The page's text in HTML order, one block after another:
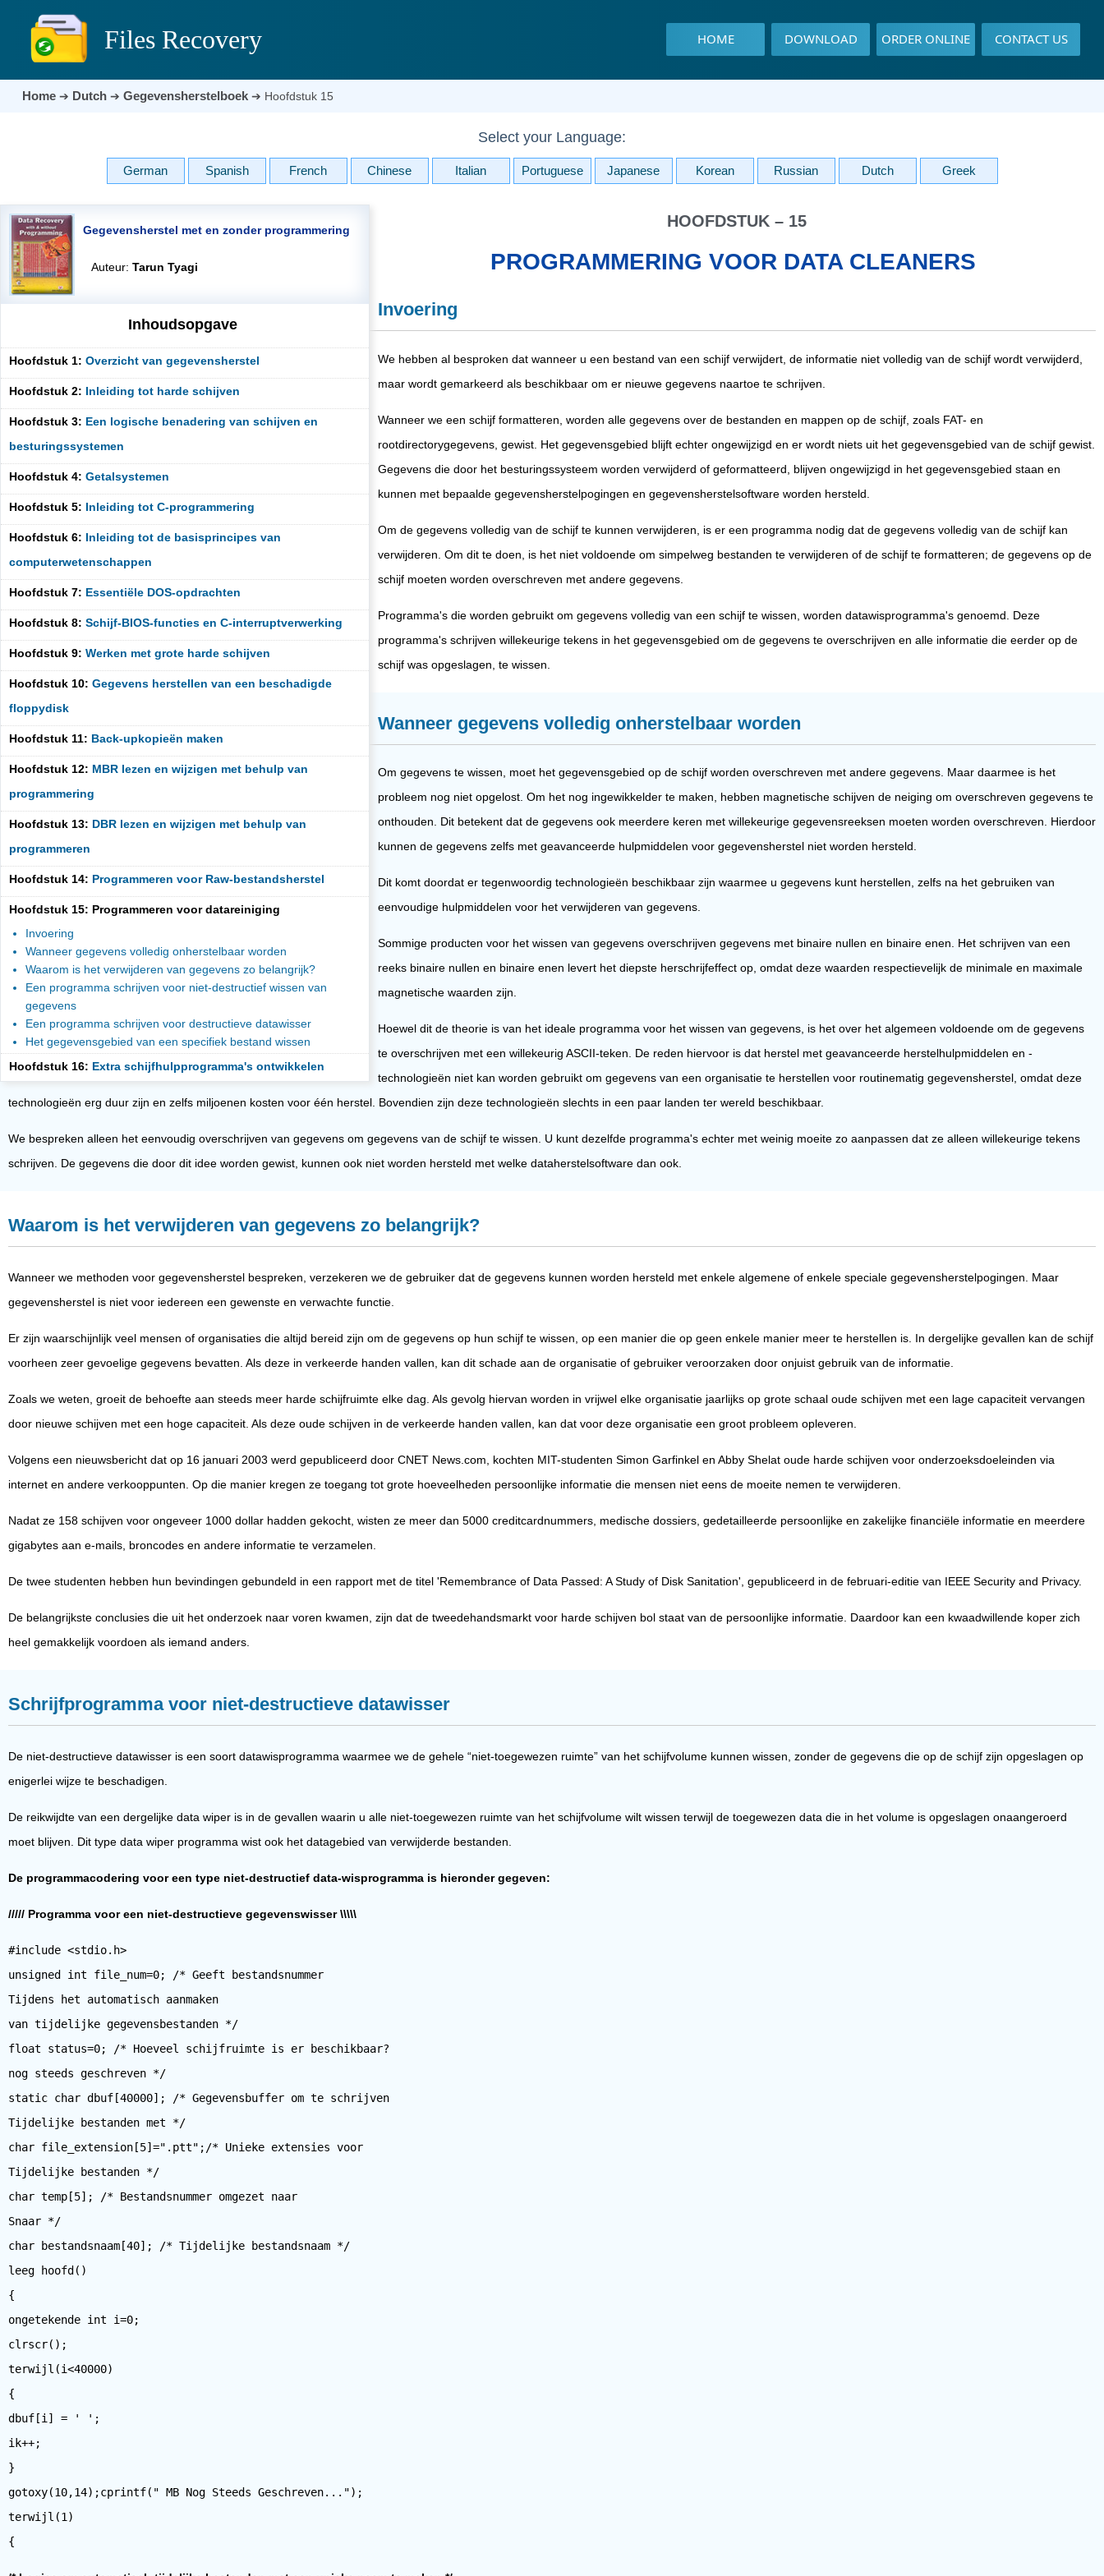
Files Recovery HOME DOWNLOAD ORDER ONLINE CONTACT US
Home➔ Dutch ➔ Gegevensherstelboek➔ Hoofdstuk 15
Select your Language:
German Spanish French Chinese Italian Portuguese Japanese Korean Russian Dutch Greek
Gegevensherstel met en zonder programmering
Auteur: Tarun Tyagi
Inhoudsopgave
Hoofdstuk 1: Overzicht van gegevensherstel
Hoofdstuk 2: Inleiding tot harde schijven
Hoofdstuk 3: Een logische benadering van schijven en
besturingssystemen
Hoofdstuk 4: Getalsystemen
Hoofdstuk 5: Inleiding tot C-programmering
Hoofdstuk 6: Inleiding tot de basisprincipes van
computerwetenschappen
Hoofdstuk 7: Essentiële DOS-opdrachten
Hoofdstuk 8: Schijf-BIOS-functies en C-interruptverwerking
Hoofdstuk 9: Werken met grote harde schijven
Hoofdstuk 10: Gegevens herstellen van een beschadigde
floppydisk
Hoofdstuk 11: Back-upkopieën maken
Hoofdstuk 12: MBR lezen en wijzigen met behulp van
programmering
Hoofdstuk 13: DBR lezen en wijzigen met behulp van
programmeren
Hoofdstuk 14: Programmeren voor Raw-bestandsherstel
Hoofdstuk 15: Programmeren voor datareiniging
Invoering
Wanneer gegevens volledig onherstelbaar worden
Waarom is het verwijderen van gegevens zo belangrijk?
Een programma schrijven voor niet-destructief wissen van
gegevens
Een programma schrijven voor destructieve datawisser
Het gegevensgebied van een specifiek bestand wissen
Hoofdstuk 16: Extra schijfhulpprogramma's ontwikkelen
HOOFDSTUK – 15
PROGRAMMERING VOOR DATA CLEANERS
Invoering
We hebben al besproken dat wanneer u een bestand van een schijf verwijdert, de informatie niet volledig van de schijf wordt verwijderd,
maar wordt gemarkeerd als beschikbaar om er nieuwe gegevens naartoe te schrijven.
Wanneer we een schijf formatteren, worden alle gegevens over de bestanden en mappen op de schijf, zoals FAT- en
rootdirectorygegevens, gewist. Het gegevensgebied blijft echter ongewijzigd en er wordt niets uit het gegevensgebied van de schijf gewist.
Gegevens die door het besturingssysteem worden verwijderd of geformatteerd, blijven ongewijzigd in het gegevensgebied staan ​​en
kunnen met bepaalde gegevensherstelpogingen en gegevensherstelsoftware worden hersteld.
Om de gegevens volledig van de schijf te kunnen verwijderen, is er een programma nodig dat de gegevens volledig van de schijf kan
verwijderen. Om dit te doen, is het niet voldoende om simpelweg bestanden te verwijderen of de schijf te formatteren; de gegevens op de
schijf moeten worden overschreven met andere gegevens.
Programma's die worden gebruikt om gegevens volledig van een schijf te wissen, worden datawisprogramma's genoemd. Deze
programma's schrijven willekeurige tekens in het gegevensgebied om de gegevens te overschrijven en alle informatie die eerder op de
schijf was opgeslagen, te wissen.
Wanneer gegevens volledig onherstelbaar worden
Om gegevens te wissen, moet het gegevensgebied op de schijf worden overschreven met andere gegevens. Maar daarmee is het
probleem nog niet opgelost. Om het nog ingewikkelder te maken, hebben magnetische schijven de neiging om overschreven gegevens te
onthouden. Dit betekent dat de gegevens ook meerdere keren met willekeurige gegevensreeksen moeten worden overschreven. Hierdoor
kunnen de gegevens zelfs met geavanceerde hulpmiddelen voor gegevensherstel niet worden hersteld.
Dit komt doordat er tegenwoordig technologieën beschikbaar zijn waarmee u gegevens kunt herstellen, zelfs na het gebruiken van
eenvoudige hulpmiddelen voor het verwijderen van gegevens.
Sommige producten voor het wissen van gegevens overschrijven gegevens met binaire nullen en binaire enen. Het schrijven van een
reeks binaire nullen en binaire enen levert het diepste herschrijfeffect op, omdat deze waarden respectievelijk de minimale en maximale
magnetische waarden zijn.
Hoewel dit de theorie is van het ideale programma voor het wissen van gegevens, is het over het algemeen voldoende om de gegevens
te overschrijven met een willekeurig ASCII-teken. De reden hiervoor is dat herstel met geavanceerde herstelhulpmiddelen en -
technologieën niet kan worden gebruikt om gegevens van een organisatie te herstellen voor routinematig gegevensherstel, omdat deze
technologieën erg duur zijn en zelfs miljoenen kosten voor één herstel. Bovendien zijn deze technologieën slechts in een paar landen ter wereld beschikbaar.
We bespreken alleen het eenvoudig overschrijven van gegevens om gegevens van de schijf te wissen. U kunt dezelfde programma's echter met weinig moeite zo aanpassen dat ze alleen willekeurige tekens
schrijven. De gegevens die door dit idee worden gewist, kunnen ook niet worden hersteld met welke dataherstelsoftware dan ook.
Waarom is het verwijderen van gegevens zo belangrijk?
Wanneer we methoden voor gegevensherstel bespreken, verzekeren we de gebruiker dat de gegevens kunnen worden hersteld met enkele algemene of enkele speciale gegevensherstelpogingen. Maar
gegevensherstel is niet voor iedereen een gewenste en verwachte functie.
Er zijn waarschijnlijk veel mensen of organisaties die altijd bereid zijn om de gegevens op hun schijf te wissen, op een manier die op geen enkele manier meer te herstellen is. In dergelijke gevallen kan de schijf
voorheen zeer gevoelige gegevens bevatten. Als deze in verkeerde handen vallen, kan dit schade aan de organisatie of gebruiker veroorzaken door onjuist gebruik van de informatie.
Zoals we weten, groeit de behoefte aan steeds meer harde schijfruimte elke dag. Als gevolg hiervan worden in vrijwel elke organisatie jaarlijks op grote schaal oude schijven met een lage capaciteit vervangen
door nieuwe schijven met een hoge capaciteit. Als deze oude schijven in de verkeerde handen vallen, kan dat voor deze organisatie een groot probleem opleveren.
Volgens een nieuwsbericht dat op 16 januari 2003 werd gepubliceerd door CNET News.com, kochten MIT-studenten Simon Garfinkel en Abby Shelat oude harde schijven voor onderzoeksdoeleinden via
internet en andere verkooppunten. Op die manier kregen ze toegang tot grote hoeveelheden persoonlijke informatie die mensen niet eens de moeite nemen te verwijderen.
Nadat ze 158 schijven voor ongeveer 1000 dollar hadden gekocht, wisten ze meer dan 5000 creditcardnummers, medische dossiers, gedetailleerde persoonlijke en zakelijke financiële informatie en meerdere
gigabytes aan e-mails, broncodes en andere informatie te verzamelen.
De twee studenten hebben hun bevindingen gebundeld in een rapport met de titel 'Remembrance of Data Passed: A Study of Disk Sanitation', gepubliceerd in de februari-editie van IEEE Security and Privacy.
De belangrijkste conclusies die uit het onderzoek naar voren kwamen, zijn dat de tweedehandsmarkt voor harde schijven bol staat van de persoonlijke informatie. Daardoor kan een kwaadwillende koper zich
heel gemakkelijk voordoen als iemand anders.
Schrijfprogramma voor niet-destructieve datawisser
De niet-destructieve datawisser is een soort datawisprogramma waarmee we de gehele “niet-toegewezen ruimte” van het schijfvolume kunnen wissen, zonder de gegevens die op de schijf zijn opgeslagen op
enigerlei wijze te beschadigen.
De reikwijdte van een dergelijke data wiper is in de gevallen waarin u alle niet-toegewezen ruimte van het schijfvolume wilt wissen terwijl de toegewezen data die in het volume is opgeslagen onaangeroerd
moet blijven. Dit type data wiper programma wist ook het datagebied van verwijderde bestanden.
De programmacodering voor een type niet-destructief data-wisprogramma is hieronder gegeven:
///// Programma voor een niet-destructieve gegevenswisser \\\\\
#include <stdio.h>
unsigned int file_num=0; /* Geeft bestandsnummer
Tijdens het automatisch aanmaken
van tijdelijke gegevensbestanden */
float status=0; /* Hoeveel schijfruimte is er beschikbaar?
nog steeds geschreven */
static char dbuf[40000]; /* Gegevensbuffer om te schrijven
Tijdelijke bestanden met */
char file_extension[5]=".ptt";/* Unieke extensies voor
Tijdelijke bestanden */
char temp[5]; /* Bestandsnummer omgezet naar
Snaar */
char bestandsnaam[40]; /* Tijdelijke bestandsnaam */
leeg hoofd()
{
ongetekende int i=0;
clrscr();
terwijl(i<40000)
{
dbuf[i] = ' ';
ik++;
}
gotoxy(10,14);cprintf(" MB Nog Steeds Geschreven...");
terwijl(1)